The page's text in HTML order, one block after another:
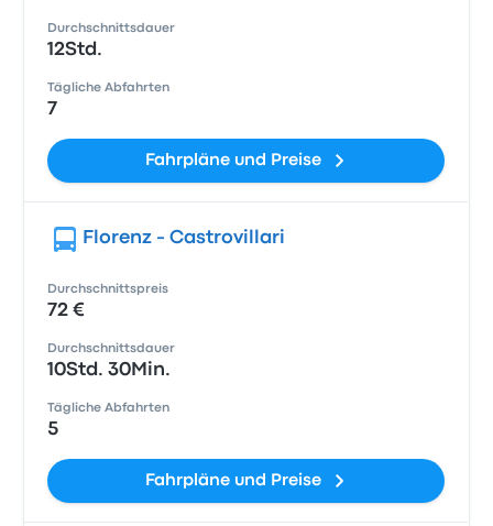
Durchschnittsdauer
12Std.
Tägliche Abfahrten
7
Fahrpläne und Preise
Florenz - Castrovillari
Durchschnittspreis
72 €
Durchschnittsdauer
10Std. 30Min.
Tägliche Abfahrten
5
Fahrpläne und Preise